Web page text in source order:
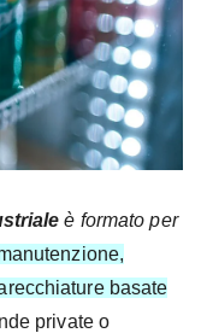
è formato per
basate
private o